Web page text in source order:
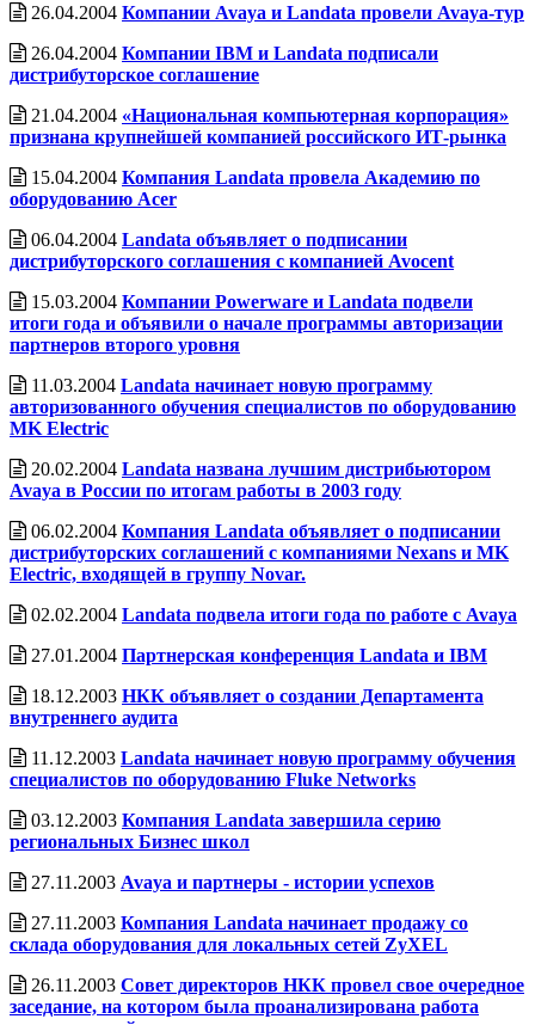
26.04.2004 Компании Avaya и Landata провели Avaya-тур
26.04.2004 Компании IBM и Landata подписали
дистрибуторское соглашение
21.04.2004 «Национальная компьютерная корпорация»
признана крупнейшей компанией российского ИТ-рынка
15.04.2004 Компания Landata провела Акадeмию по
оборудованию Acer
06.04.2004 Landata объявляет о подписании
дистрибуторского соглашения с компанией Avocent
15.03.2004 Компании Powerware и Landata подвели
итоги года и объявили о начале программы авторизации
партнеров второго уровня
11.03.2004 Landata начинает новую программу
авторизованного обучения специалистов по оборудованию
MK Electric
20.02.2004 Landata названа лучшим дистрибьютором
Avaya в России по итогам работы в 2003 году
06.02.2004 Компания Landata объявляет о подписании
дистрибуторских соглашений с компаниями Nexans и MK
Electric, входящей в группу Novar.
02.02.2004 Landata подвела итоги года по работе с Avaya
27.01.2004 Партнерская конференция Landata и IBM
18.12.2003 НКК объявляет о создании Департамента
внутреннего аудита
11.12.2003 Landata начинает новую программу обучения
специалистов по оборудованию Fluke Networks
03.12.2003 Компания Landata завершила серию
региональных Бизнес школ
27.11.2003 Avaya и партнеры - истории успехов
27.11.2003 Компания Landata начинает продажу со
склада оборудования для локальных сетей ZyXEL
26.11.2003 Совет директоров НКК провел свое очередное
заседание, на котором была проанализирована работа